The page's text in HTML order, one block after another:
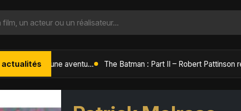
actualités L'Âge de Glace : Le Réveil du Volcan – Manny, Sid et Diego de retour pour une aventure explosive